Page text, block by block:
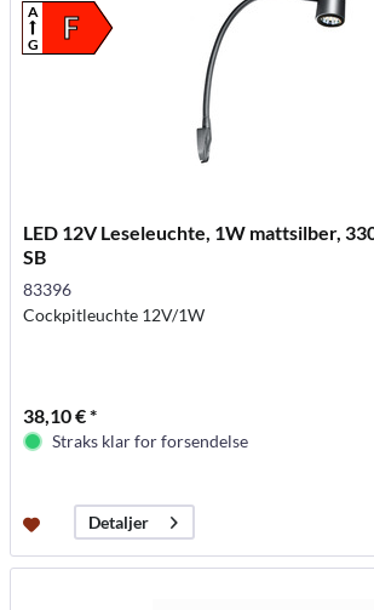
F
A
G
LED 12V Leseleuchte, 1W mattsilber,
SB
83396
Cockpitleuchte 12V/1W
38,10 € *
Straks klar for forsendelse
Detaljer